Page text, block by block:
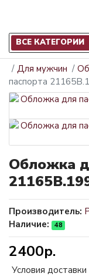
ВСЕ КАТЕГОРИИ
Для мужчин
паспорта
Обложка
Производитель:
Наличие:
48
2400р.
Условия доставки